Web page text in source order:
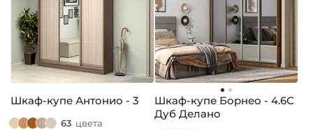
Шкаф-купе Антонио - 3
63 цвета
Шкаф-купе Борнео - 4.6С
Дуб Делано